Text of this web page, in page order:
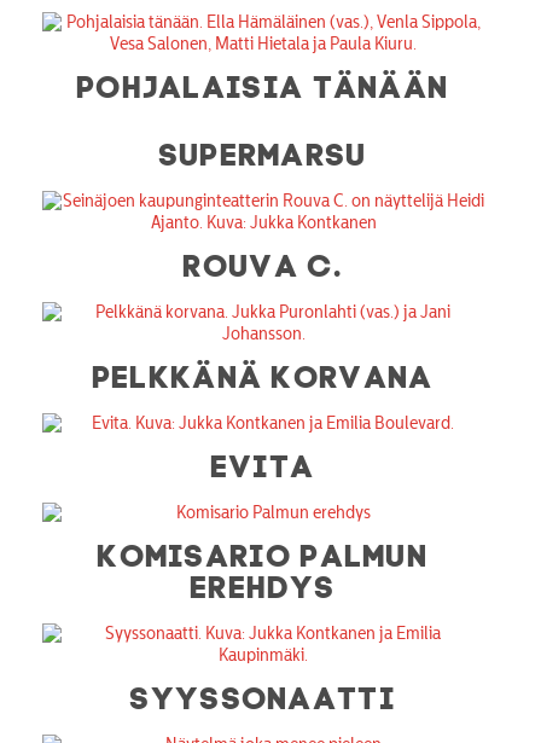
POHJALAISIA TÄNÄÄN
SUPERMARSU
ROUVA C.
PELKKÄNÄ KORVANA
EVITA
KOMISARIO PALMUN
EREHDYS
SYYSSONAATTI